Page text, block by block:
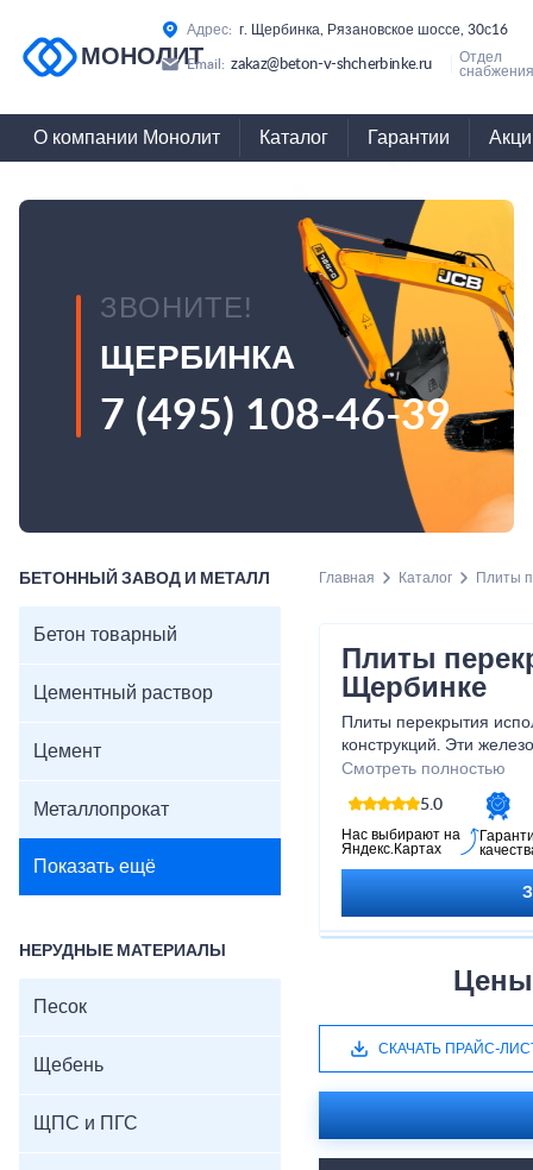
МОНОЛИТ
Адрес: г. Щербинка, Рязановское шоссе, 30с16
Email: zakaz@beton-v-shcherbinke.ru
Отдел
О компании Монолит Каталог Гарантии
ЗВОНИТЕ!
ЩЕРБИНКА
7 (495) 108-46-39
БЕТОННЫЙ ЗАВОД И МЕТАЛЛ
Бетон товарный
Цементный раствор
Цемент
Металлопрокат
Показать ещё
НЕРУДНЫЕ МАТЕРИАЛЫ
Песок
Щебень
ЩПС и ПГС
Главная Каталог Плиты
Плиты
Щербинке
Плиты перекрытия
конструкций. Эти
применятся в
нашей компании в
жб ребристые плиты
Смотреть полностью
5.0
Нас выбирают на
Яндекс.Картах
СКАЧАТЬ ПРАЙС-